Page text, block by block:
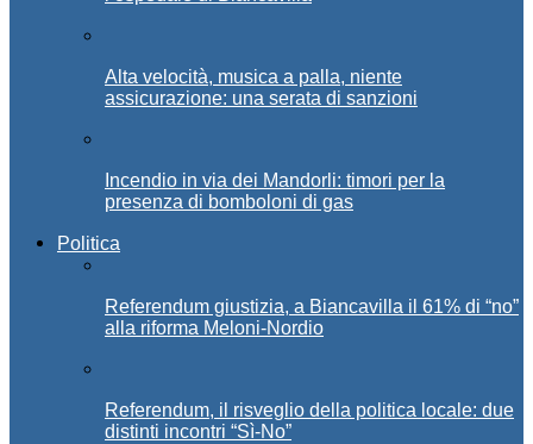
Alta velocità, musica a palla, niente
assicurazione: una serata di sanzioni
Incendio in via dei Mandorli: timori per la
presenza di bomboloni di gas
Politica
Referendum giustizia, a Biancavilla il 61% di “no”
alla riforma Meloni-Nordio
Referendum, il risveglio della politica locale: due
distinti incontri “Sì-No”